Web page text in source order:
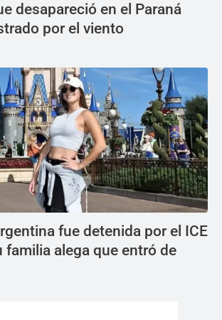
desapareció en el Paraná
por el viento
fue detenida por el ICE
familia alega que entró de